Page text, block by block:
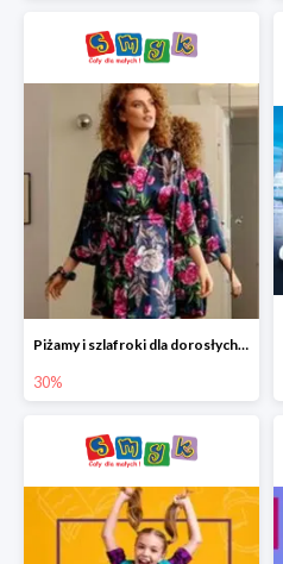
Piżamy i szlafroki dla dorosłych w Smyku do -30%
30%